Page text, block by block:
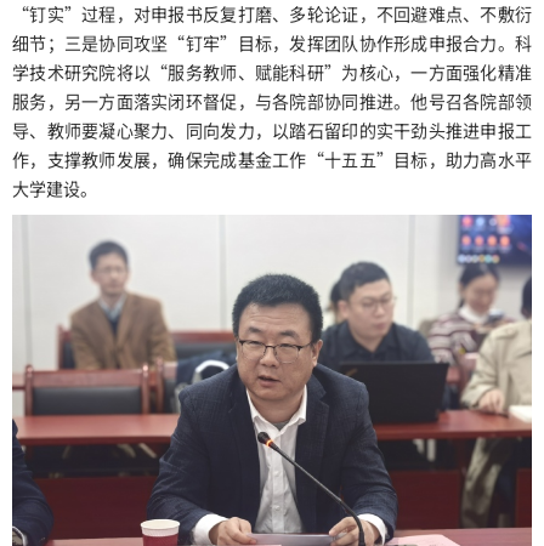
“钉实”过程，对申报书反复打磨、多轮论证，不回避难点、不敷衍
细节；三是协同攻坚“钉牢”目标，发挥团队协作形成申报合力。科
学技术研究院将以“服务教师、赋能科研”为核心，一方面强化精准
服务，另一方面落实闭环督促，与各院部协同推进。他号召各院部领
导、教师要凝心聚力、同向发力，以踏石留印的实干劲头推进申报工
作，支撑教师发展，确保完成基金工作“十五五”目标，助力高水平
大学建设。